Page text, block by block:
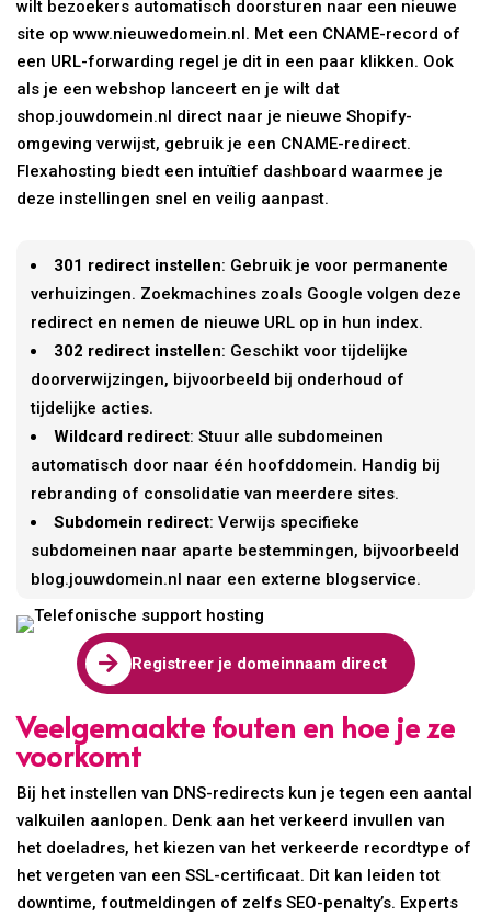
wilt bezoekers automatisch doorsturen naar een nieuwe
site op www.nieuwedomein.nl. Met een CNAME-record of
een URL-forwarding regel je dit in een paar klikken. Ook
als je een webshop lanceert en je wilt dat
shop.jouwdomein.nl direct naar je nieuwe Shopify-
omgeving verwijst, gebruik je een CNAME-redirect.
Flexahosting biedt een intuïtief dashboard waarmee je
deze instellingen snel en veilig aanpast.
301 redirect instellen: Gebruik je voor permanente
verhuizingen. Zoekmachines zoals Google volgen deze
redirect en nemen de nieuwe URL op in hun index.
302 redirect instellen: Geschikt voor tijdelijke
doorverwijzingen, bijvoorbeeld bij onderhoud of
tijdelijke acties.
Wildcard redirect: Stuur alle subdomeinen
automatisch door naar één hoofddomein. Handig bij
rebranding of consolidatie van meerdere sites.
Subdomein redirect: Verwijs specifieke
subdomeinen naar aparte bestemmingen, bijvoorbeeld
blog.jouwdomein.nl naar een externe blogservice.
 Registreer je domeinnaam direct
Veelgemaakte fouten en hoe je ze
voorkomt
Bij het instellen van DNS-redirects kun je tegen een aantal
valkuilen aanlopen. Denk aan het verkeerd invullen van
het doeladres, het kiezen van het verkeerde recordtype of
het vergeten van een SSL-certificaat. Dit kan leiden tot
downtime, foutmeldingen of zelfs SEO-penalty’s. Experts